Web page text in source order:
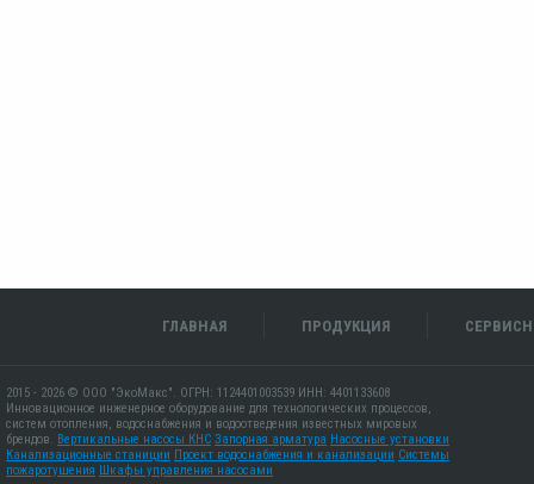
ГЛАВНАЯ ПРОДУКЦИЯ
2015 - 2026 © ООО "ЭкоМакс". ОГРН: 1124401003539 ИНН: 4401133608
Инновационное инженерное оборудование для технологических процессов,
систем отопления, водоснабжения и водоотведения известных мировых
брендов. Вертикальные насосы КНС Запорная арматура Насосные установки
Канализационные станиции Проект водоснабжения и канализации Системы
пожаротушения Шкафы управления насосами